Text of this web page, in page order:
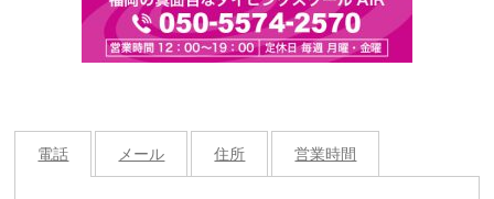
電話 メール 住所 営業時間